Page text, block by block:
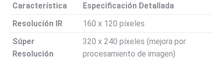
Característica
Especificación Detallada
Resolución IR
160 x 120 píxeles
Súper
Resolución
320 x 240 píxeles (mejora por
procesamiento de imagen)